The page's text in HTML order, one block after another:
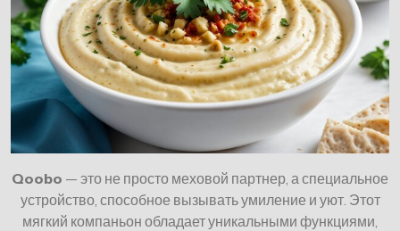
Qoobo — это не просто меховой партнер, а специальное
устройство, способное вызывать умиление и уют. Этот
мягкий компаньон обладает уникальными функциями,